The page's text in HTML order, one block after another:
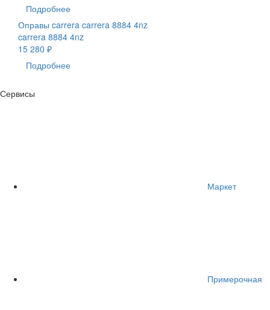
Подробнее
Оправы carrera carrera 8884 4nz
carrera 8884 4nz
15 280 ₽
Подробнее
Сервисы
Маркет
Примерочная